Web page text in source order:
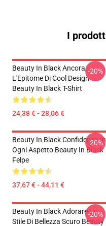
I
Beauty In Black Ancora
L'Epitome Di Cool Design
Beauty In Black T-Shirt
24,38 € - 28,06 €
-20%
Beauty In Black Confidenza In
Ogni Aspetto Beauty In Black
Felpe
37,67 € - 44,11 €
-20%
Beauty In Black Adorare Lo
Stile Di Bellezza Scuro Beauty
-20%